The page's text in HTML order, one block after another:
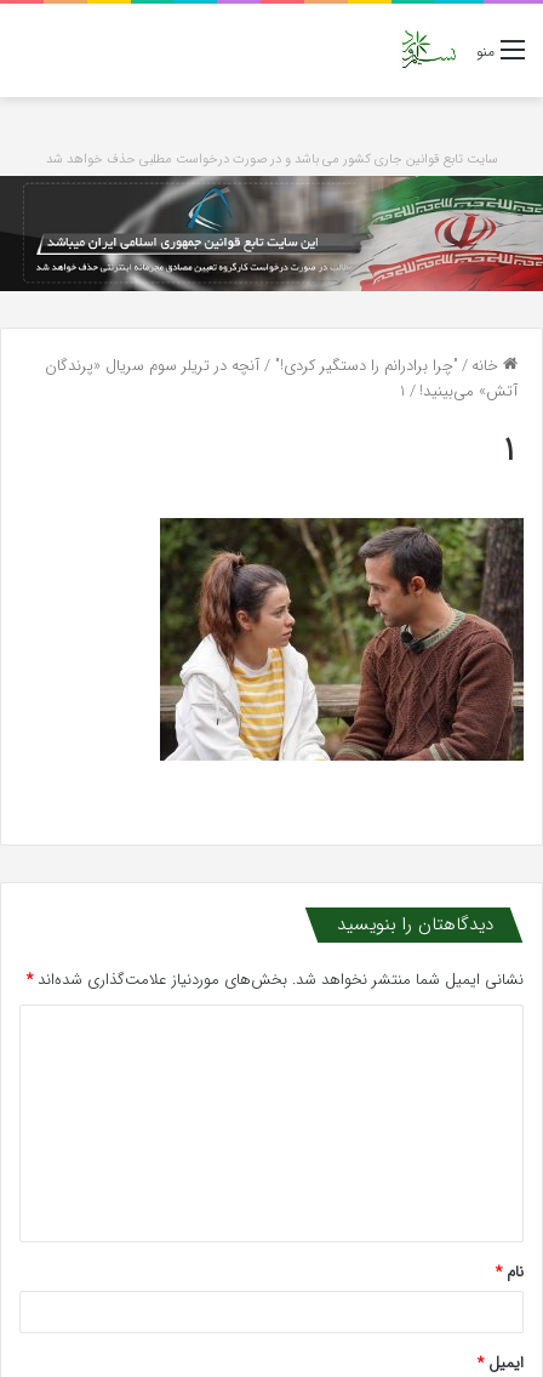
منو
سایت تابع قوانین جاری کشور می باشد و در صورت درخواست مطلبی حذف خواهد شد
خانه/"چرا برادرانم را دستگیر کردی!" / آنچه در تریلر سوم سریال «پرندگان
آتش» می‌بینید!/
1
1
دیدگاهتان را بنویسید
نشانی ایمیل شما منتشر نخواهد شد. بخش‌های موردنیاز علامت‌گذاری شده‌اند*
*
نام*
ایمیل*